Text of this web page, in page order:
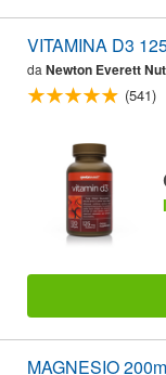
VITAMINA D3
da Newton Everett
(541)
MAGNESIO